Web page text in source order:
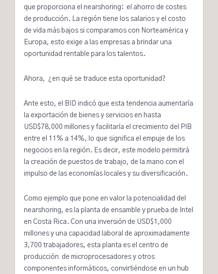
que proporciona el nearshoring: el ahorro de costes
de producción. La región tiene los salarios y el costo
de vida más bajos si comparamos con Norteamérica y
Europa, esto exige a las empresas a brindar una
oportunidad rentable para los talentos.
Ahora, ¿en qué se traduce esta oportunidad?
Ante esto, el BID indicó que esta tendencia aumentaría
la exportación de bienes y servicios en hasta
USD$78,000 millones y facilitaría el crecimiento del PIB
entre el 11% a 14%, lo que significa el empuje de los
negocios en la región. Es decir, este modelo permitirá
la creación de puestos de trabajo, de la mano con el
impulso de las economías locales y su diversificación.
Como ejemplo que pone en valor la potencialidad del
nearshoring, es la planta de ensamble y prueba de Intel
en Costa Rica . Con una inversión de USD$1,000
millones y una capacidad laboral de aproximadamente
3,700 trabajadores, esta planta es el centro de
producción de microprocesadores y otros
componentes informáticos, convirtiéndose en un hub